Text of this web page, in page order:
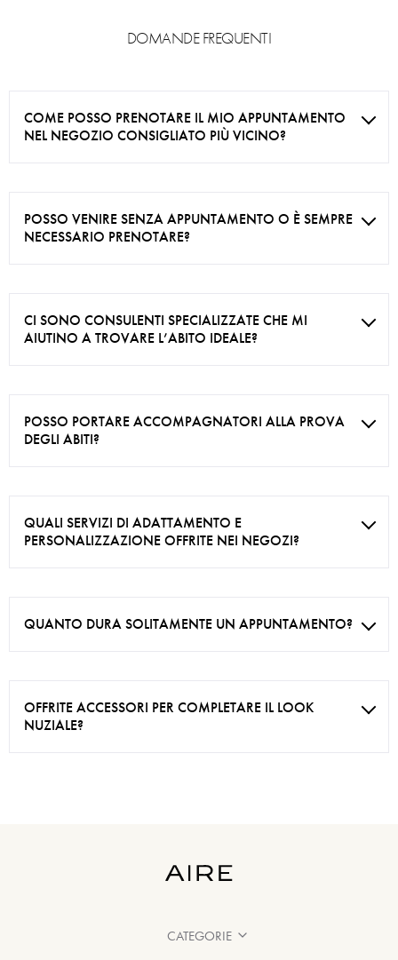
DOMANDE FREQUENTI
COME POSSO PRENOTARE IL MIO APPUNTAMENTO
NEL NEGOZIO CONSIGLIATO PIÙ VICINO?
POSSO VENIRE SENZA APPUNTAMENTO O È SEMPRE
NECESSARIO PRENOTARE?
CI SONO CONSULENTI SPECIALIZZATE CHE MI
AIUTINO A TROVARE L’ABITO IDEALE?
POSSO PORTARE ACCOMPAGNATORI ALLA PROVA
DEGLI ABITI?
QUALI SERVIZI DI ADATTAMENTO E
PERSONALIZZAZIONE OFFRITE NEI NEGOZI?
QUANTO DURA SOLITAMENTE UN APPUNTAMENTO?
OFFRITE ACCESSORI PER COMPLETARE IL LOOK
NUZIALE?
CATEGORIE